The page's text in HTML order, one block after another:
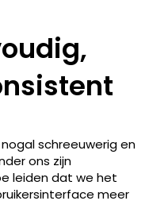
schreeuwerig en
ons zijn
leiden dat we het
meer